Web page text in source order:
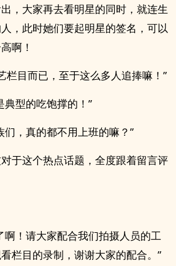
，大家再去看明星的同时，就连生
，此时她们要起明星的签名，可以
啊！
栏目而已，至于这么多人追捧嘛！”
典型的吃饱撑的！”
们，真的都不用上班的嘛？”
于这个热点话题，全度跟着留言评
啊！请大家配合我们拍摄人员的工
栏目的录制，谢谢大家的配合。”